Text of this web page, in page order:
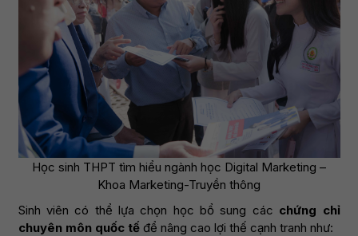
Học sinh THPT tìm hiểu ngành học Digital Marketing –
Khoa Marketing-Truyền thông
Sinh viên có thể lựa chọn học bổ sung các chứng chỉ
chuyên môn quốc tếđể nâng cao lợi thế cạnh tranh như: